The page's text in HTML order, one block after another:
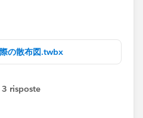
の散布図.twbx
3 risposte